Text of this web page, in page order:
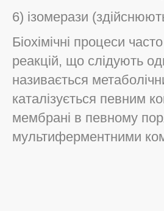
6) ізомерази
Біохімічні процеси
реакцій, що слідують
називається
каталізується певним
мембрані в певному
мультиферментними